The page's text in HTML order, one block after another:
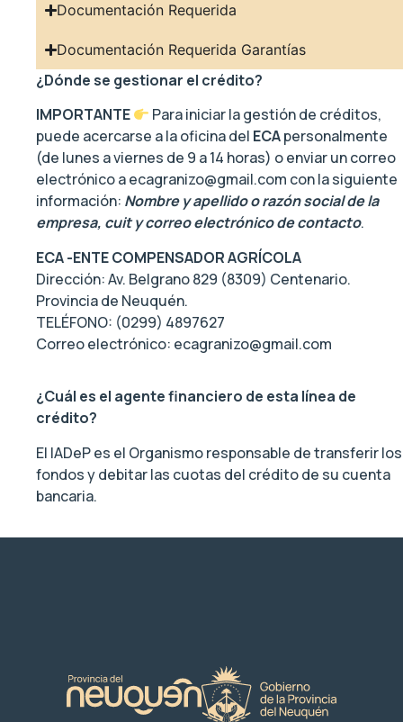
Documentación Requerida
Documentación Requerida Garantías
¿Dónde se gestionar el crédito?
IMPORTANTE
Para iniciar la gestión de créditos,
puede acercarse a la oficina del ECApersonalmente
(de lunes a viernes de 9 a 14 horas) o enviar un correo
electrónico aecagranizo@gmail.com con la siguiente
información: Nombre y apellido o razón social de la
empresa, cuit y correo electrónico de contacto.
ECA -ENTE COMPENSADOR AGRÍCOLA
Dirección: Av. Belgrano 829 (8309) Centenario.
Provincia de Neuquén.
TELÉFONO: (0299) 4897627
Correo electrónico: ecagranizo@gmail.com
¿Cuál es el agente financiero de esta línea de
crédito?
El IADeP es el Organismo responsable de transferir los
fondos y debitar las cuotas del crédito de su cuenta
bancaria.